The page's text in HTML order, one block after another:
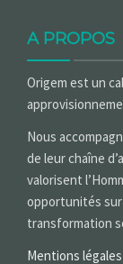
A PROPOS
Origem est un
Nous
de leur chaîne
valorisent
opportunités sur
transformation
Mentions légales